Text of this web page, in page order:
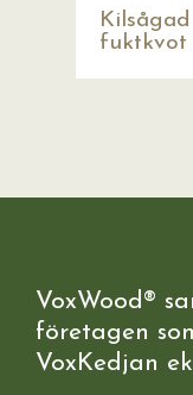
fuktkvot
VoxWood®
företagen
VoxKedjan